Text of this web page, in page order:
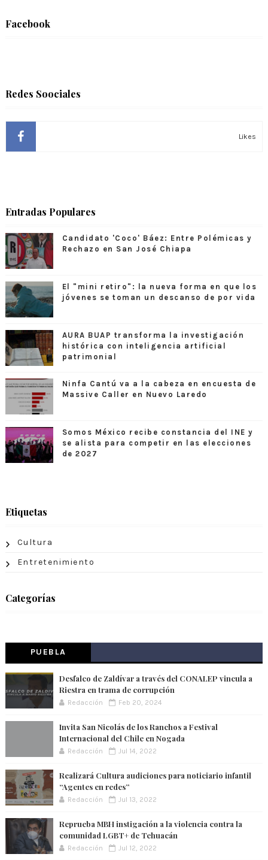
Facebook
Redes Soociales
Likes
Entradas Populares
Candidato 'Coco' Báez: Entre Polémicas y
Rechazo en San José Chiapa
El "mini retiro": la nueva forma en que los
jóvenes se toman un descanso de por vida
AURA BUAP transforma la investigación
histórica con inteligencia artificial
patrimonial
Ninfa Cantú va a la cabeza en encuesta de
Massive Caller en Nuevo Laredo
Somos México recibe constancia del INE y
se alista para competir en las elecciones
de 2027
Etiquetas
Cultura
Entretenimiento
Categorías
PUEBLA
Desfalco de Zaldívar a través del CONALEP vincula a
Riestra en trama de corrupción
Redacción Feb 20, 2024
Invita San Nicolás de los Ranchos a Festival
Internacional del Chile en Nogada
Redacción Jul 14, 2022
Realizará Cultura audiciones para noticiario infantil
“Agentes en redes”
Redacción Jul 13, 2022
Reprueba MBH instigación a la violencia contra la
comunidad LGBT+ de Tehuacán
Redacción Jul 12, 2022